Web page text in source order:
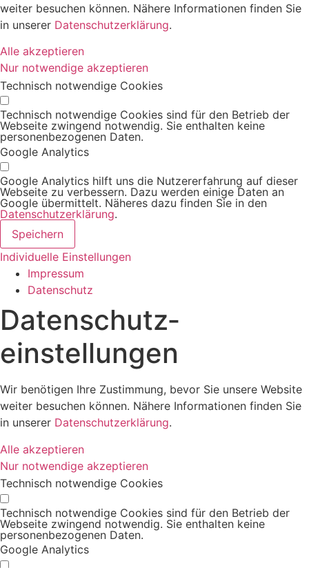
weiter besuchen können. Nähere Informationen finden Sie
in unserer Datenschutzerklärung.
Alle akzeptieren
Nur notwendige akzeptieren
Technisch notwendige Cookies
Technisch notwendige Cookies sind für den Betrieb der
Webseite zwingend notwendig. Sie enthalten keine
personenbezogenen Daten.
Google Analytics
Google Analytics hilft uns die Nutzererfahrung auf dieser
Webseite zu verbessern. Dazu werden einige Daten an
Google übermittelt. Näheres dazu finden Sie in den
Datenschutzerklärung.
Speichern
Individuelle Einstellungen
Impressum
Datenschutz
Datenschutz­
einstellungen
Wir benötigen Ihre Zustimmung, bevor Sie unsere Website
weiter besuchen können. Nähere Informationen finden Sie
in unserer Datenschutzerklärung.
Alle akzeptieren
Nur notwendige akzeptieren
Technisch notwendige Cookies
Technisch notwendige Cookies sind für den Betrieb der
Webseite zwingend notwendig. Sie enthalten keine
personenbezogenen Daten.
Google Analytics